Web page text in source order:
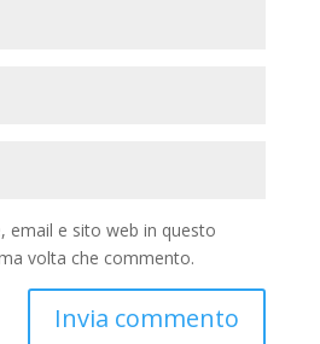
email e sito web in questo
volta che commento.